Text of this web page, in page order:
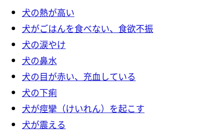
犬の熱が高い
犬がごはんを食べない、食欲不振
犬の涙やけ
犬の鼻水
犬の目が赤い、充血している
犬の下痢
犬が痙攣（けいれん）を起こす
犬が震える